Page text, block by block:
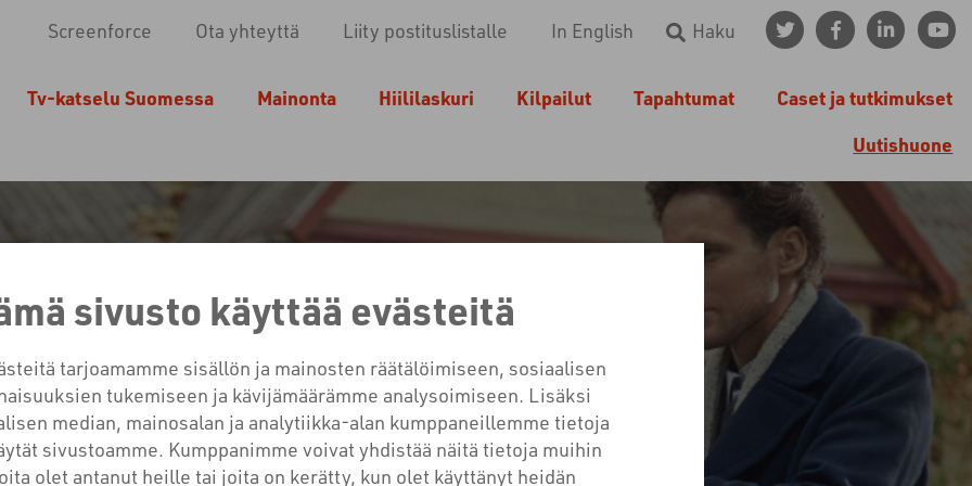
sivusto käyttää evästeitä
tarjoamamme sisällön ja mainosten räätälöimiseen, sosiaalisen
tukemiseen ja kävijämäärämme analysoimiseen. Lisäksi
median, mainosalan ja analytiikka-alan kumppaneillemme tietoja
sivustoamme. Kumppanimme voivat yhdistää näitä tietoja muihin
olet antanut heille tai joita on kerätty, kun olet käyttänyt heidän
Screenforce Ota yhteyttä Liity postituslistalle In English Haku
Tv-katselu Suomessa Mainonta Hiililaskuri Kilpailut Tapahtumat
Caset ja tutkimukset
Uutishuone
TUNNETTUUTTA LISÄÄMÄLLÄ
MARKKINAJOHTAJAKSI